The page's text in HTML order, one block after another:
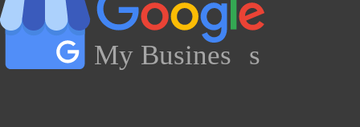
My Busines s